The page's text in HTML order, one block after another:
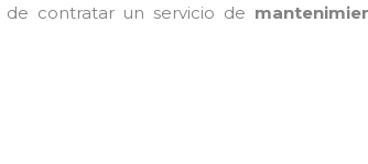
contratar un servicio de